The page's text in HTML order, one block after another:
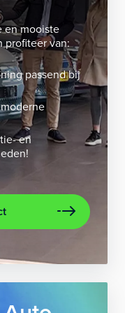
21" metaalkleur
bekleding
en mooiste
profiteer van:
passend bij
en